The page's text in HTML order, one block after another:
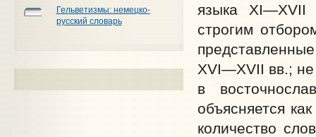
Гельветизмы: немецко-
русский словарь
языка XI—XVII
строгим
XVI—XVII вв.; не
в
объясняется
количество